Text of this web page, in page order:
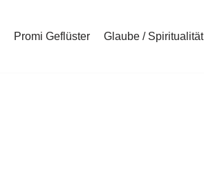
Promi Geflüster Glaube / Spiritualität